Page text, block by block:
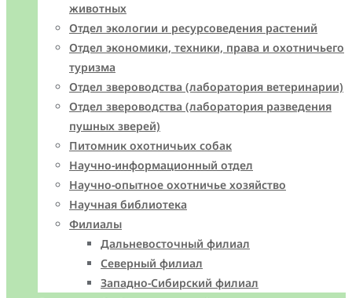
животных
Отдел экологии и ресурсоведения растений
Отдел экономики, техники, права и охотничьего
туризма
Отдел звероводства (лаборатория ветеринарии)
Отдел звероводства (лаборатория разведения
пушных зверей)
Питомник охотничьих собак
Научно-информационный отдел
Научно-опытное охотничье хозяйство
Научная библиотека
Филиалы
Дальневосточный филиал
Северный филиал
Западно-Cибирский филиал